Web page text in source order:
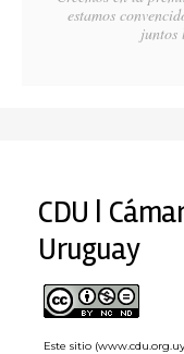
estamos
juntos
CDU |
Uruguay
Este sitio